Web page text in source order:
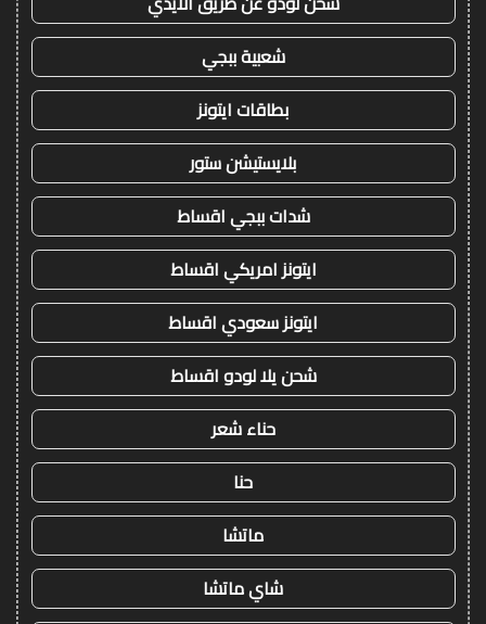
شعبية ببجي
بطاقات ايتونز
بلايستيشن ستور
شدات ببجي اقساط
ايتونز امريكي اقساط
ايتونز سعودي اقساط
شحن يلا لودو اقساط
حناء شعر
حنا
ماتشا
شاي ماتشا